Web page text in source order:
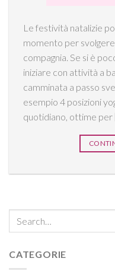
Le festività natalizie
momento per svolgere
compagnia. Se si è
iniziare con attività a
camminata a passo
esempio 4 posizioni
quotidiano, ottime per
CATEGORIE